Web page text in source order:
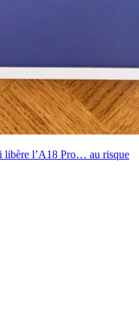
libère l’A18 Pro… au risque